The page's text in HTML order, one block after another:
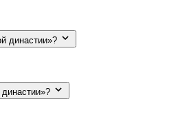
династии»?